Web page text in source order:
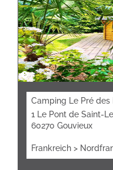
Camping Le Pré des
1 Le Pont de Saint-
60270 Gouvieux
Frankreich >